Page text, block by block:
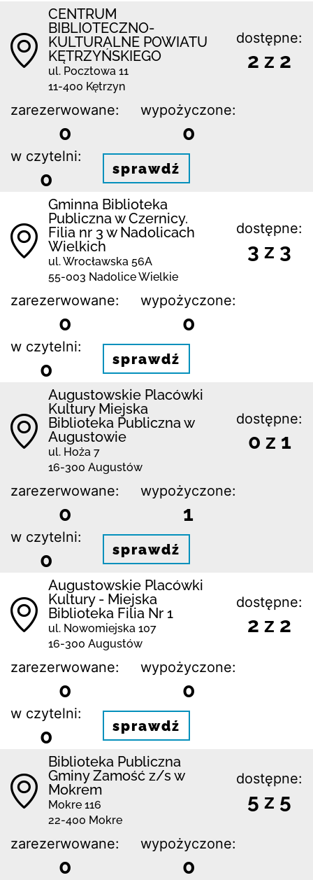
CENTRUM
BIBLIOTECZNO-
KULTURALNE POWIATU
KĘTRZYŃSKIEGO
ul. Pocztowa 11
11-400 Kętrzyn
dostępne:
2 z 2
zarezerwowane:
0
wypożyczone:
0
w czytelni:
0 sprawdź
Gminna Biblioteka
Publiczna w Czernicy.
Filia nr 3 w Nadolicach
Wielkich
ul. Wrocławska 56A
55-003 Nadolice Wielkie
dostępne:
3 z 3
zarezerwowane:
0
wypożyczone:
0
w czytelni:
0 sprawdź
Augustowskie Placówki
Kultury Miejska
Biblioteka Publiczna w
Augustowie
ul. Hoża 7
16-300 Augustów
dostępne:
0 z 1
zarezerwowane:
0
wypożyczone:
1
w czytelni:
0 sprawdź
Augustowskie Placówki
Kultury - Miejska
Biblioteka Filia Nr 1
ul. Nowomiejska 107
16-300 Augustów
dostępne:
2 z 2
zarezerwowane:
0
wypożyczone:
0
w czytelni:
0 sprawdź
Biblio­teka Publiczna
Gminy Zamość z/s w
Mokrem
Mokre 116
22-400 Mokre
dostępne:
5 z 5
zarezerwowane:
0
wypożyczone:
0